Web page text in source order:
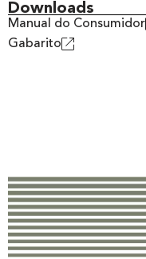
Downloads
Manual do Consumidor
Gabarito